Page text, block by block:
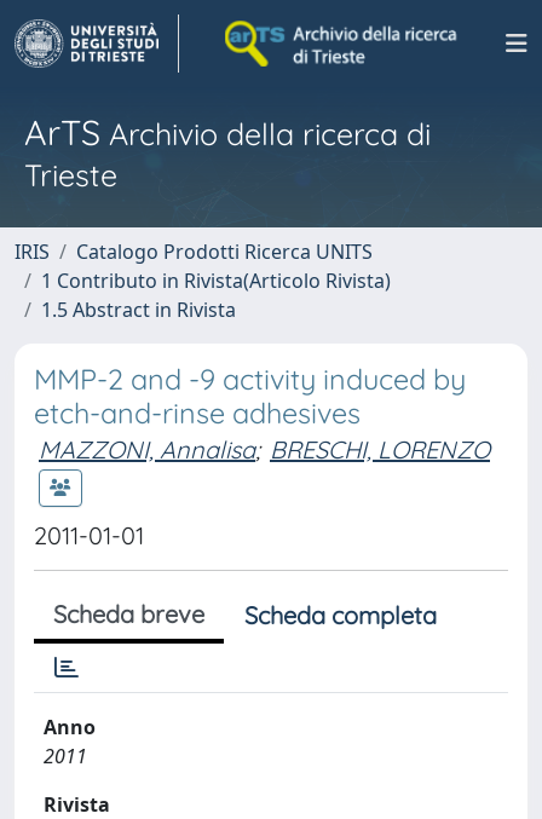
ArTS Archivio della ricerca di
Trieste
IRIS
Catalogo Prodotti Ricerca UNITS
1 Contributo in Rivista(Articolo Rivista)
1.5 Abstract in Rivista
MMP-2 and -9 activity induced by
etch-and-rinse adhesives
MAZZONI, Annalisa; BRESCHI, LORENZO
2011-01-01
Scheda breve Scheda completa
Anno
2011
Rivista